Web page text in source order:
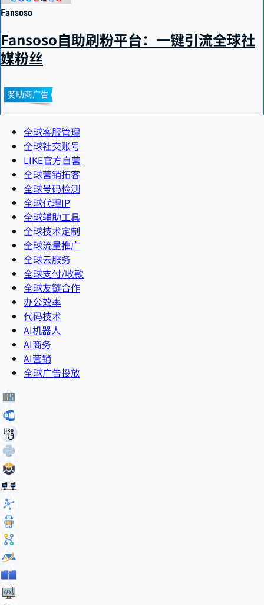
Fansoso
Fansoso自助刷粉平台：一键引流全球社
媒粉丝
全球客服管理
全球社交账号
LIKE官方自营
全球营销拓客
全球号码检测
全球代理IP
全球辅助工具
全球技术定制
全球流量推广
全球云服务
全球支付/收款
全球友链合作
办公效率
代码技术
AI机器人
AI商务
AI营销
全球广告投放